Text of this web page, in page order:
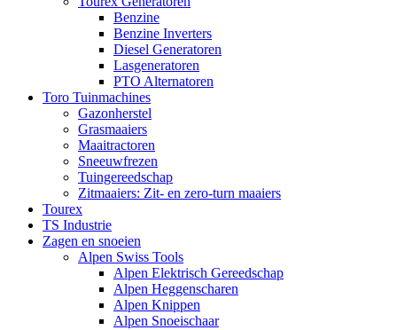
Benzine
Benzine Inverters
Diesel Generatoren
Lasgeneratoren
PTO Alternatoren
Toro Tuinmachines
Gazonherstel
Grasmaaiers
Maaitractoren
Sneeuwfrezen
Tuingereedschap
Zitmaaiers: Zit- en zero-turn maaiers
Tourex
TS Industrie
Zagen en snoeien
Alpen Swiss Tools
Alpen Elektrisch Gereedschap
Alpen Heggenscharen
Alpen Knippen
Alpen Snoeischaar